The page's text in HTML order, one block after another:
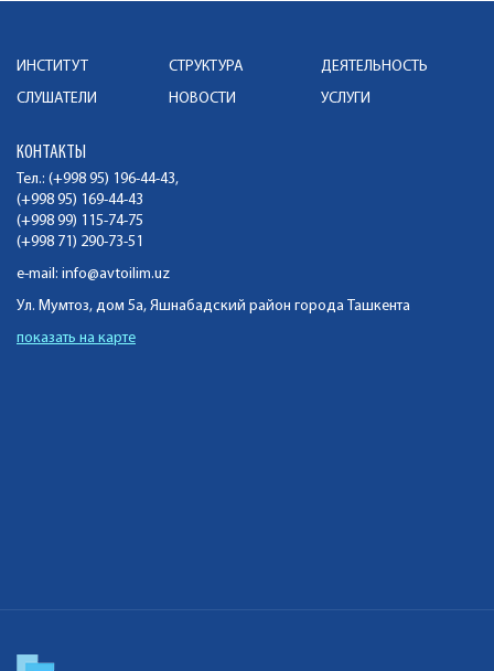
ИНСТИТУТ СТРУКТУРА
ДЕЯТЕЛЬНОСТЬ
СЛУШАТЕЛИ
НОВОСТИ УСЛУГИ
КОНТАКТЫ
Тел.: (+998 95) 196-44-43,
(+998 95) 169-44-43
(+998 99) 115-74-75
(+998 71) 290-73-51
e-mail: info@avtoilim.uz
Ул. Мумтоз, дом 5а, Яшнабадский район города Ташкента
показать на карте